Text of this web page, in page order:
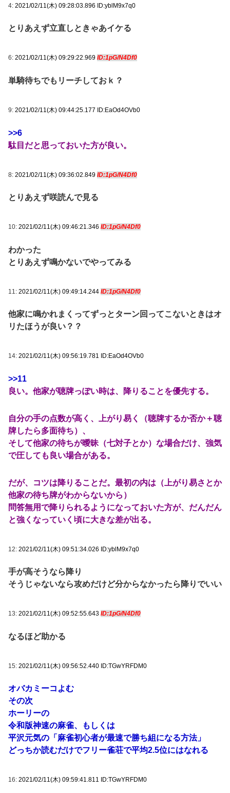
4: 2021/02/11(木) 09:28:03.896 ID:yblM9x7q0
とりあえず立直しときゃあイケる
6: 2021/02/11(木) 09:29:22.969 ID:1pG/N4Df0
単騎待ちでもリーチしておｋ？
9: 2021/02/11(木) 09:44:25.177 ID:EaOd4OVb0
>>6
駄目だと思っておいた方が良い。
8: 2021/02/11(木) 09:36:02.849 ID:1pG/N4Df0
とりあえず咲読んで見る
10: 2021/02/11(木) 09:46:21.346 ID:1pG/N4Df0
わかった
とりあえず鳴かないでやってみる
11: 2021/02/11(木) 09:49:14.244 ID:1pG/N4Df0
他家に鳴かれまくってずっとターン回ってこないときはオ
リたほうが良い？？
14: 2021/02/11(木) 09:56:19.781 ID:EaOd4OVb0
>>11
良い。他家が聴牌っぽい時は、降りることを優先する。
自分の手の点数が高く、上がり易く（聴牌するか否か＋聴
牌したら多面待ち）、
そして他家の待ちが曖昧（七対子とか）な場合だけ、強気
で圧しても良い場合がある。
だが、コツは降りることだ。最初の内は（上がり易さとか
他家の待ち牌がわからないから）
問答無用で降りられるようになっておいた方が、だんだん
と強くなっていく頃に大きな差が出る。
12: 2021/02/11(木) 09:51:34.026 ID:yblM9x7q0
手が高そうなら降り
そうじゃないなら攻めだけど分からなかったら降りでいい
13: 2021/02/11(木) 09:52:55.643 ID:1pG/N4Df0
なるほど助かる
15: 2021/02/11(木) 09:56:52.440 ID:TGwYRFDM0
オバカミーコよむ
その次
ホーリーの
令和版神速の麻雀、もしくは
平沢元気の「麻雀初心者が最速で勝ち組になる方法」
どっちか読むだけでフリー雀荘で平均2.5位にはなれる
16: 2021/02/11(木) 09:59:41.811 ID:TGwYRFDM0